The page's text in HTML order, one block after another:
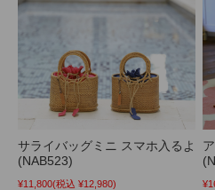
サライバッグミニ スマホ入るよ
(NAB523)
¥11,800(税込 ¥12,980)